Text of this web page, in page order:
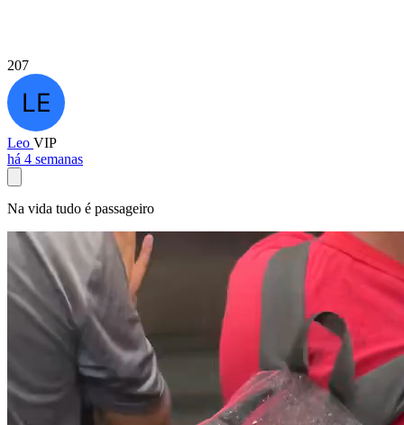
207
Leo VIP
há 4 semanas
Na vida tudo é passageiro